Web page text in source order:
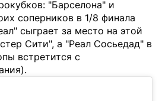
"Барселона" и
соперников в 1/8 финала
сыграет за место на этой
Сити", а "Реал Сосьедад" в
встретится с